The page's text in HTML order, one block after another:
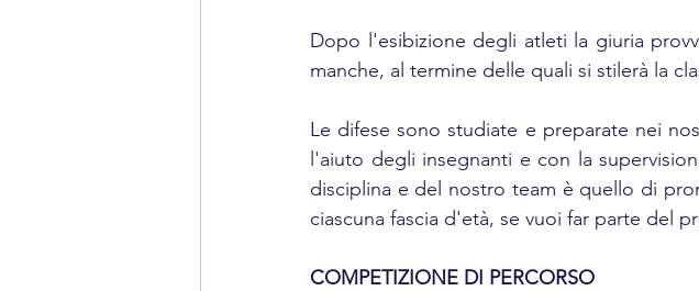
Dopo l'esibizione degli atleti la giuria
manche, al termine delle quali si stilerà la
Le difese sono studiate e preparate nei
l'aiuto degli insegnanti e con la
disciplina e del nostro team è quello di
ciascuna fascia d'età, se vuoi far parte del
COMPETIZIONE DI PERCORSO